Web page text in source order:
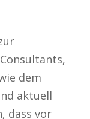
dem
aktuell
dass vor